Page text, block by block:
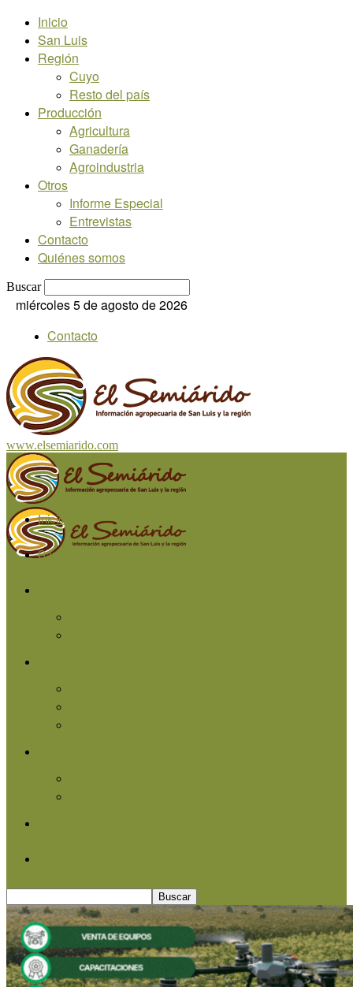
Inicio
San Luis
Región
Cuyo
Resto del país
Producción
Agricultura
Ganadería
Agroindustria
Otros
Informe Especial
Entrevistas
Contacto
Quiénes somos
Buscar
miércoles 5 de agosto de 2026
Contacto
www.elsemiarido.com
Inicio
San Luis